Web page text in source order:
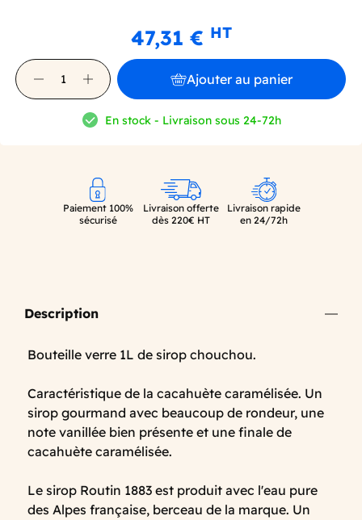
47,31 € HT
Ajouter au panier
En stock - Livraison sous 24-72h
Paiement 100%
sécurisé
Livraison offerte
dès 220€ HT
Livraison rapide
en 24/72h
Description
Bouteille verre 1L de sirop chouchou.
Caractéristique de la cacahuète caramélisée. Un
sirop gourmand avec beaucoup de rondeur, une
note vanillée bien présente et une finale de
cacahuète caramélisée.
Le sirop Routin 1883 est produit avec l'eau pure
des Alpes française, berceau de la marque. Un